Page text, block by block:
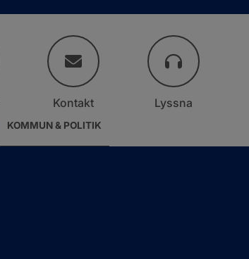
KOMMUN & POLITIK
Kontakt Lyssna